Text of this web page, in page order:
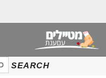
SEARCH